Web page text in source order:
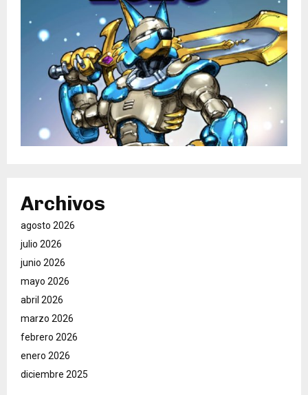
Archivos
agosto 2026
julio 2026
junio 2026
mayo 2026
abril 2026
marzo 2026
febrero 2026
enero 2026
diciembre 2025